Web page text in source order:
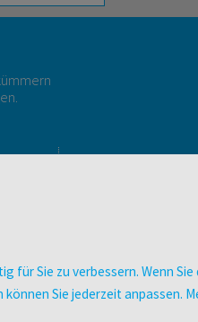
Datenschutz
für Sie zu verbessern. Wenn
Sie jederzeit anpassen.